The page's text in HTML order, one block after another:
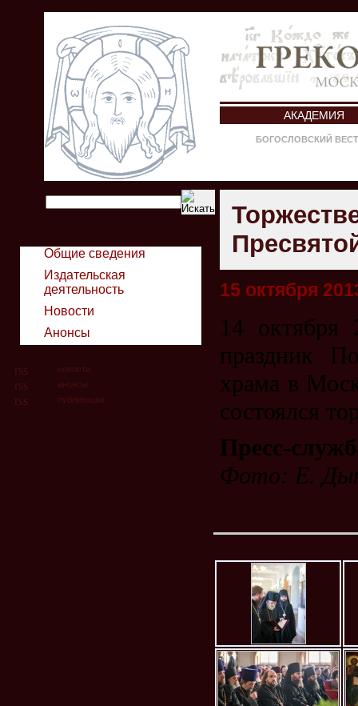
АКАДЕМИЯ
БОГОСЛОВСКИЙ
Общие сведения
Издательская
деятельность
Новости
Анонсы
новости
анонсы
публикации
15 октября
14 октября
праздник
храма в
состоялся
Пресс-
Фото: Е.